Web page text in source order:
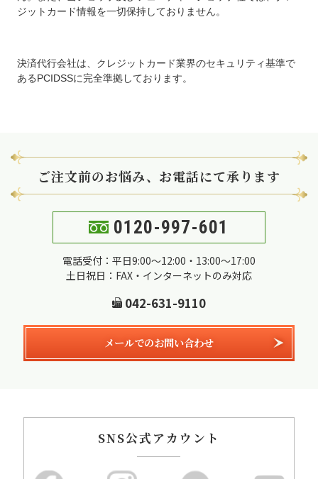
ジットカード情報を一切保持しておりません。
決済代行会社は、クレジットカード業界のセキュリティ基準で
あるPCIDSSに完全準拠しております。
ご注文前のお悩み、お電話にて承ります
0120-997-601
電話受付：平日9:00～12:00・13:00～17:00
土日祝日：FAX・インターネットのみ対応
042-631-9110
メールでのお問い合わせ
SNS公式アカウント